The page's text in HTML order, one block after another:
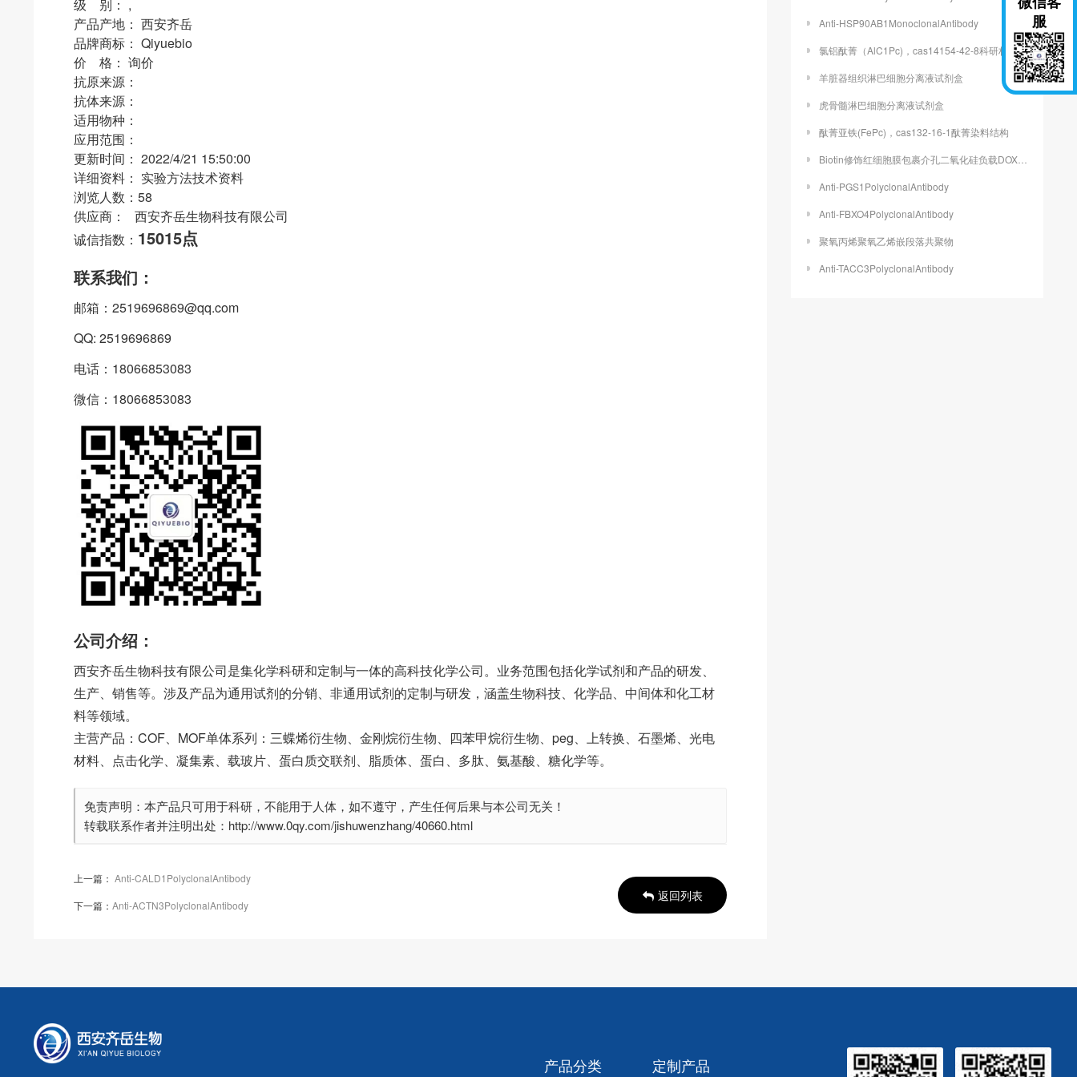
级 别： ,
产品产地： 西安齐岳
品牌商标： Qiyuebio
价 格： 询价
抗原来源：
抗体来源：
适用物种：
应用范围：
更新时间： 2022/4/21 15:50:00
详细资料： 实验方法技术资料
浏览人数：58
供应商： 西安齐岳生物科技有限公司
诚信指数： 15015点
联系我们：
邮箱：2519696869@qq.com
QQ: 2519696869
电话：18066853083
微信：18066853083
公司介绍：
西安齐岳生物科技有限公司是集化学科研和定制与一体的高科技化学公司。业务范围包括化学试剂和产品的研发、
生产、销售等。涉及产品为通用试剂的分销、非通用试剂的定制与研发，涵盖生物科技、化学品、中间体和化工材
料等领域。
主营产品：COF、MOF单体系列：三蝶烯衍生物、金刚烷衍生物、四苯甲烷衍生物、peg、上转换、石墨烯、光电
材料、点击化学、凝集素、载玻片、蛋白质交联剂、脂质体、蛋白、多肽、氨基酸、糖化学等。
免责声明：本产品只可用于科研，不能用于人体，如不遵守，产生任何后果与本公司无关！
转载联系作者并注明出处：http://www.0qy.com/jishuwenzhang/40660.html
上一篇： Anti-CALD1PolyclonalAntibody
下一篇： Anti-ACTN3PolyclonalAntibody
返回列表
Anti-HSP90AB1MonoclonalAntibody
氯铝酞菁（AlC1Pc)，cas14154-42-8科研材料
羊脏器组织淋巴细胞分离液试剂盒
虎骨髓淋巴细胞分离液试剂盒
酞菁亚铁(FePc)，cas132-16-1酞菁染料结构
Biotin修饰红细胞膜包裹介孔二氧化硅负载DOX/PTX定制
Anti-PGS1PolyclonalAntibody
Anti-FBXO4PolyclonalAntibody
聚氧丙烯聚氧乙烯嵌段落共聚物
Anti-TACC3PolyclonalAntibody
服
产品分类 定制产品